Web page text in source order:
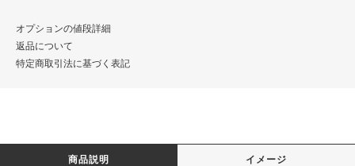
オプションの値段詳細
返品について
特定商取引法に基づく表記
商品説明 イメージ